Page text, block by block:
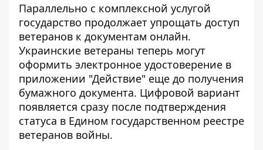
Параллельно с комплексной услугой
государство продолжает упрощать доступ
ветеранов к документам онлайн.
Украинские ветераны теперь могут
оформить электронное удостоверение в
приложении "Действие" еще до получения
бумажного документа. Цифровой вариант
появляется сразу после подтверждения
статуса в Едином государственном реестре
ветеранов войны.